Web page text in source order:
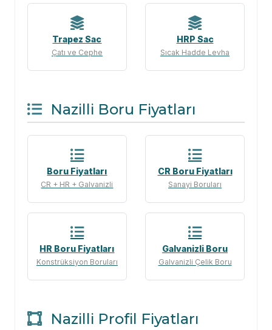
Trapez Sac
Çatı ve Cephe
HRP Sac
Sıcak Hadde Levha
Nazilli Boru Fiyatları
Boru Fiyatları
CR + HR + Galvanizli
CR Boru Fiyatları
Sanayi Boruları
HR Boru Fiyatları
Konstrüksiyon Boruları
Galvanizli Boru
Galvanizli Çelik Boru
Nazilli Profil Fiyatları